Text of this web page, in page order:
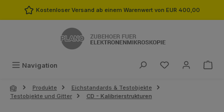
Zum Hauptinhalt springen
Kostenloser Versand ab einem Warenwert von EUR 400,00
Navigation Du hast 0
Produkte
Eichstandards & Testobjekte
Testobjekte und Gitter
CD - Kalibrierstrukturen